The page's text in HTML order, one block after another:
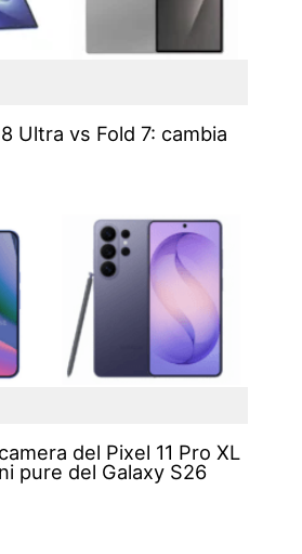
Ultra vs Fold 7: cambia
del Pixel 11 Pro XL
pure del Galaxy S26